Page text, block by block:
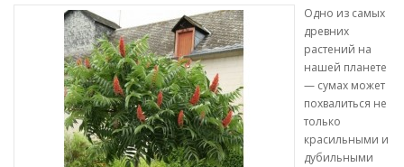
Одно из самых
древних
растений на
нашей планете
— сумах может
похвалиться не
только
красильными и
дубильными